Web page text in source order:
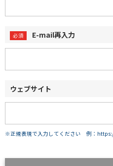
E-mail再入力
ウェブサイト
※正規表現で入力してください 例：